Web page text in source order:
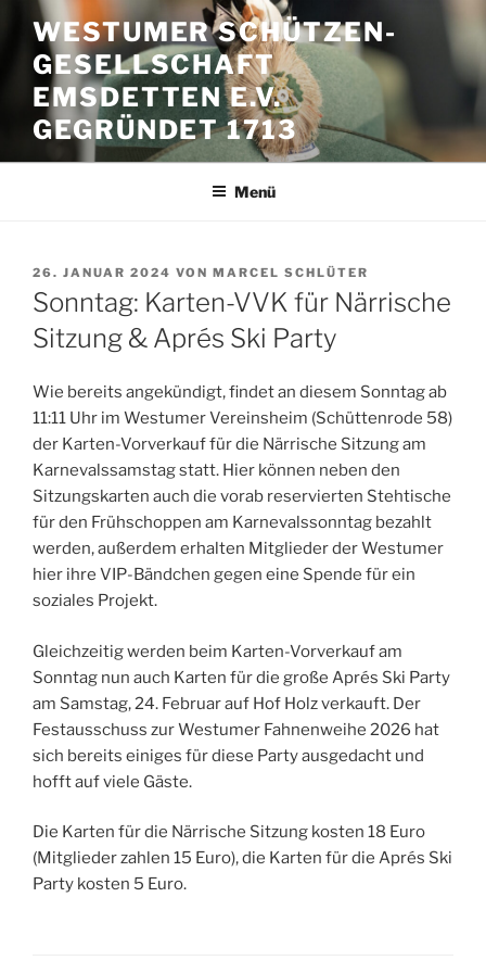
Inhalt
springen
WESTUMER SCHÜTZEN-
GESELLSCHAFT
EMSDETTEN E.V.
GEGRÜNDET 1713
Menü
VERÖFFENTLICHT
AM
26. JANUAR 2024 VON MARCEL SCHLÜTER
Sonntag: Karten-VVK für Närrische
Sitzung & Aprés Ski Party
Wie bereits angekündigt, findet an diesem Sonntag ab
11:11 Uhr im Westumer Vereinsheim (Schüttenrode 58)
der Karten-Vorverkauf für die Närrische Sitzung am
Karnevalssamstag statt. Hier können neben den
Sitzungskarten auch die vorab reservierten Stehtische
für den Frühschoppen am Karnevalssonntag bezahlt
werden, außerdem erhalten Mitglieder der Westumer
hier ihre VIP-Bändchen gegen eine Spende für ein
soziales Projekt.
Gleichzeitig werden beim Karten-Vorverkauf am
Sonntag nun auch Karten für die große Aprés Ski Party
am Samstag, 24. Februar auf Hof Holz verkauft. Der
Festausschuss zur Westumer Fahnenweihe 2026 hat
sich bereits einiges für diese Party ausgedacht und
hofft auf viele Gäste.
Die Karten für die Närrische Sitzung kosten 18 Euro
(Mitglieder zahlen 15 Euro), die Karten für die Aprés Ski
Party kosten 5 Euro.